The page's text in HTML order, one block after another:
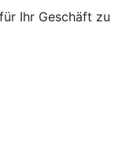
Ihr Geschäft zu